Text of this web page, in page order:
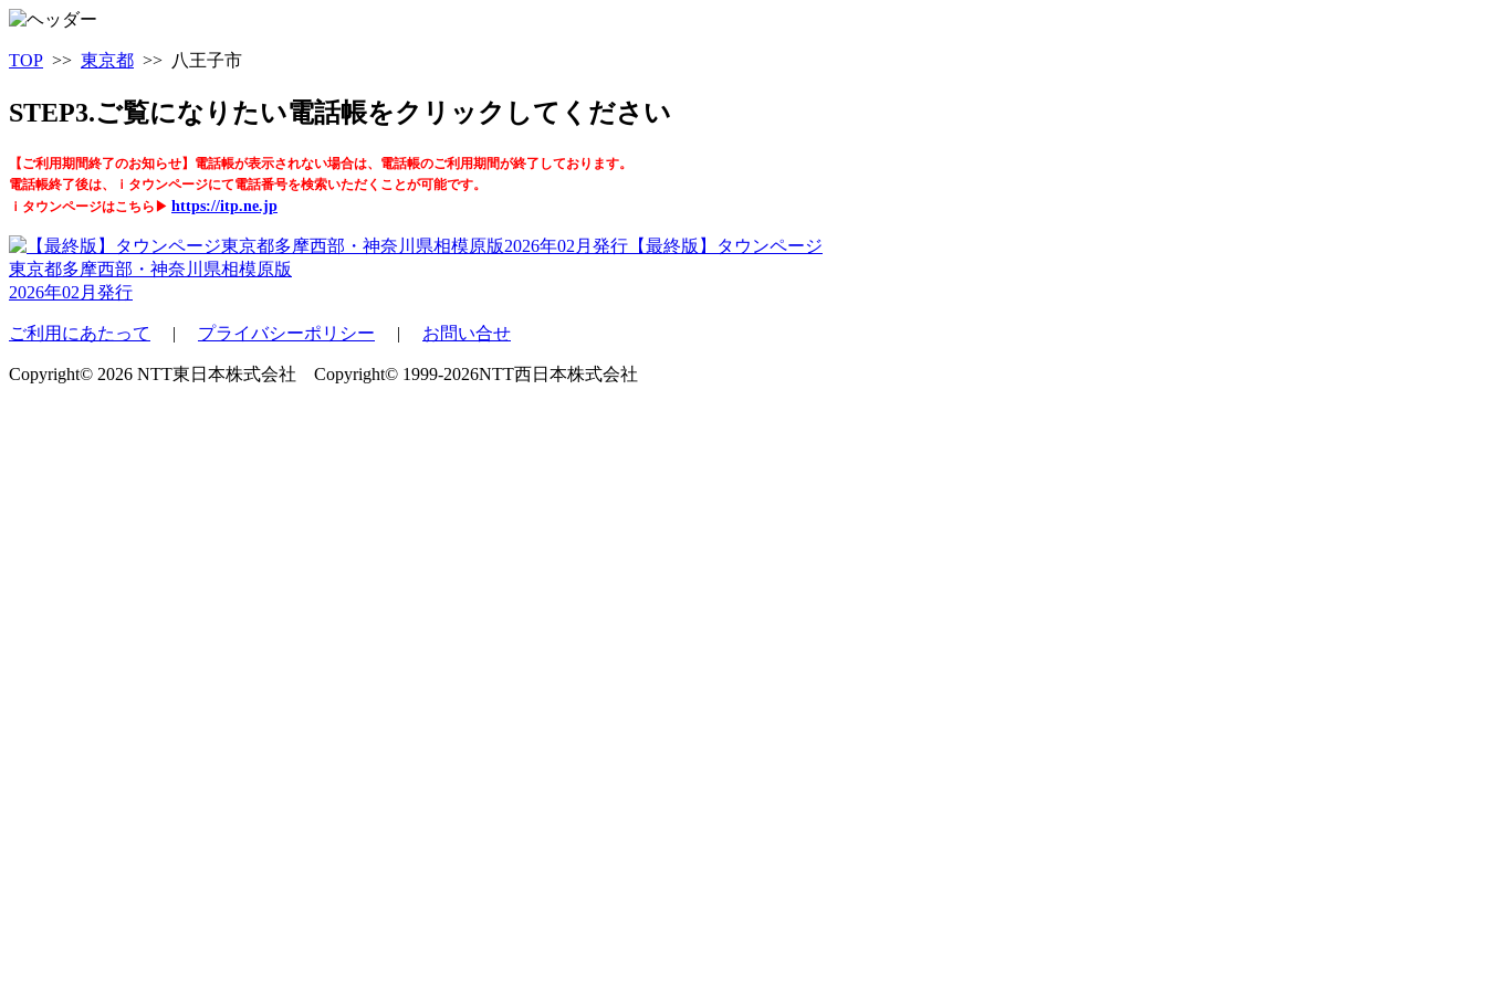
TOP >> 東京都 >> 八王子市
STEP3.ご覧になりたい電話帳をクリックしてください
【ご利用期間終了のお知らせ】電話帳が表示されない場合は、電話帳のご利用期間が終了しております。
電話帳終了後は、ｉタウンページにて電話番号を検索いただくことが可能です。
ｉタウンページはこちら▶ https://itp.ne.jp
【最終版】タウンページ
東京都多摩西部・神奈川県相模原版
2026年02月発行
ご利用にあたって | プライバシーポリシー | お問い合せ
Copyright© 2026 NTT東日本株式会社 Copyright© 1999-2026NTT西日本株式会社